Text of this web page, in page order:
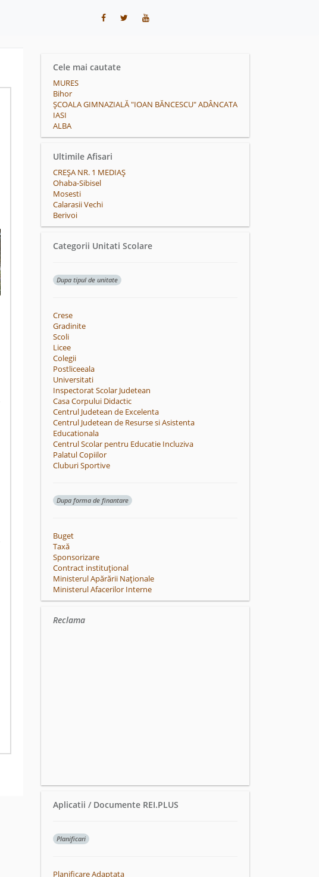
Cele mai cautate
MURES
Bihor
ȘCOALA GIMNAZIALĂ "IOAN BĂNCESCU" ADÂNCATA
IASI
ALBA
Ultimile Afisari
CREȘA NR. 1 MEDIAȘ
Ohaba-Sibisel
Mosesti
Calarasii Vechi
Berivoi
Categorii Unitati Scolare
Dupa tipul de unitate
Crese
Gradinite
Scoli
Licee
Colegii
Postliceeala
Universitati
Inspectorat Scolar Judetean
Casa Corpului Didactic
Centrul Judetean de Excelenta
Centrul Judetean de Resurse si Asistenta
Educationala
Centrul Scolar pentru Educatie Incluziva
Palatul Copiilor
Cluburi Sportive
Dupa forma de finantare
Buget
Taxă
Sponsorizare
Contract instituțional
Ministerul Apărării Naționale
Ministerul Afacerilor Interne
Reclama
Aplicatii / Documente REI.PLUS
Planificari
Planificare Adaptata